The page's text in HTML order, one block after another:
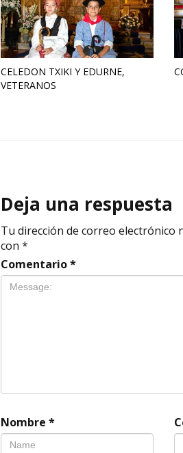
CELEDON TXIKI Y EDURNE,
VETERANOS
Deja una respuesta
Tu dirección de correo electrónico
con *
Comentario*
Nombre *